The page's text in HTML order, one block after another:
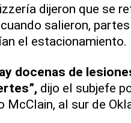
dijeron que se
salieron,
el estacionamiento.
docenas de
dijo el subjefe
McClain, al sur de